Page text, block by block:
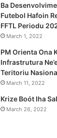
Ba
Futebol Hafoin
FFTL Periodu
March 1, 2022
PM Orienta Ona
Infrastrutura
Teritoriu
March 11, 2022
Krize Boót Iha
March 26, 2022